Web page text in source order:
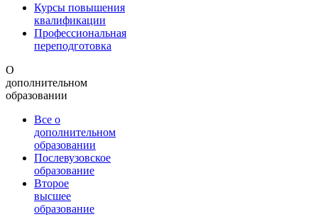
Курсы повышения
квалификации
Профессиональная
переподготовка
О
дополнительном
образовании
Все о
дополнительном
образовании
Послевузовское
образование
Второе
высшее
образование